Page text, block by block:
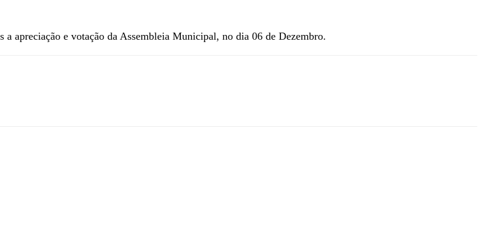
a apreciação e votação da Assembleia Municipal, no dia 06 de Dezembro.